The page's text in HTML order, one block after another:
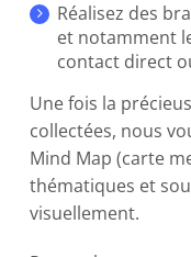
Réalisez des
et notamment
contact direct
Une fois la
collectées, nous
Mind Map (carte
thématiques et
visuellement.